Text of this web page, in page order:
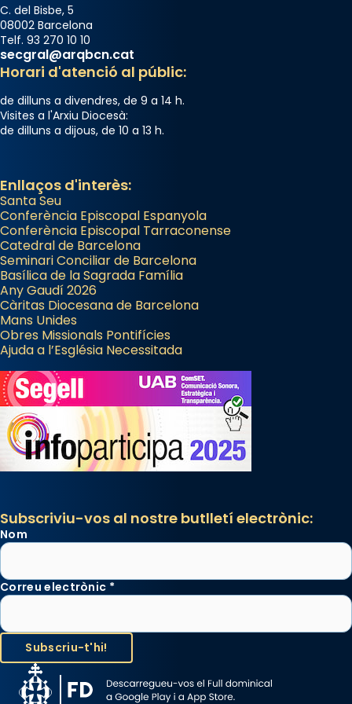
C. del Bisbe, 5
08002 Barcelona
Telf. 93 270 10 10
secgral@arqbcn.cat
Horari d'atenció al públic:
de dilluns a divendres, de 9 a 14 h.
Visites a l'Arxiu Diocesà:
de dilluns a dijous, de 10 a 13 h.
Enllaços d'interès:
Santa Seu
Conferència Episcopal Espanyola
Conferència Episcopal Tarraconense
Catedral de Barcelona
Seminari Conciliar de Barcelona
Basílica de la Sagrada Família
Any Gaudí 2026
Càritas Diocesana de Barcelona
Mans Unides
Obres Missionals Pontifícies
Ajuda a l’Església Necessitada
Subscriviu-vos al nostre butlletí electrònic:
Nom
Correu electrònic *